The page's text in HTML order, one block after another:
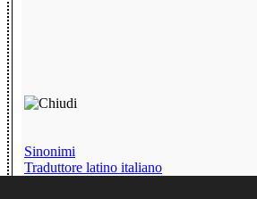
Sinonimi
Traduttore latino italiano